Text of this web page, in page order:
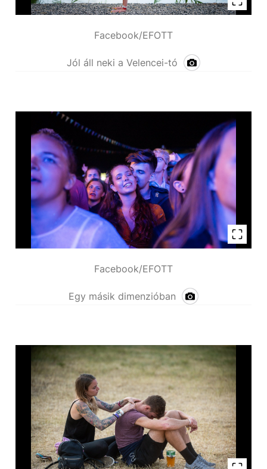
Facebook/EFOTT
Jól áll neki a Velencei-tó
Facebook/EFOTT
Egy másik dimenzióban